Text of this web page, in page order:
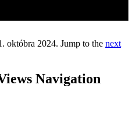
októbra 2024. Jump to the next
Navigation